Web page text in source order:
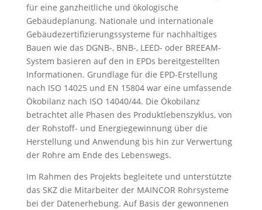
für eine ganzheitliche und ökologische
Gebäudeplanung. Nationale und internationale
Gebäudezertifizierungssysteme für nachhaltiges
Bauen wie das DGNB-, BNB-, LEED- oder BREEAM-
System basieren auf den in EPDs bereitgestellten
Informationen. Grundlage für die EPD-Erstellung
nach ISO 14025 und EN 15804 war eine umfassende
Ökobilanz nach ISO 14040/44. Die Ökobilanz
betrachtet alle Phasen des Produktlebenszyklus, von
der Rohstoff- und Energiegewinnung über die
Herstellung und Anwendung bis hin zur Verwertung
der Rohre am Ende des Lebenswegs.
Im Rahmen des Projekts begleitete und unterstützte
das SKZ die Mitarbeiter der MAINCOR Rohrsysteme
bei der Datenerhebung. Auf Basis der gewonnenen